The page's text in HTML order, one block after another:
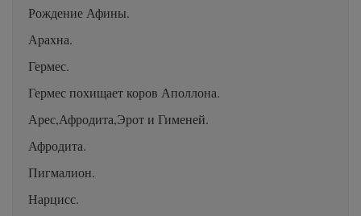
Рождение Афины.
Арахна.
Гермес.
Гермес похищает коров Аполлона.
Арес,Афродита,Эрот и Гименей.
Афродита.
Пигмалион.
Нарцисс.